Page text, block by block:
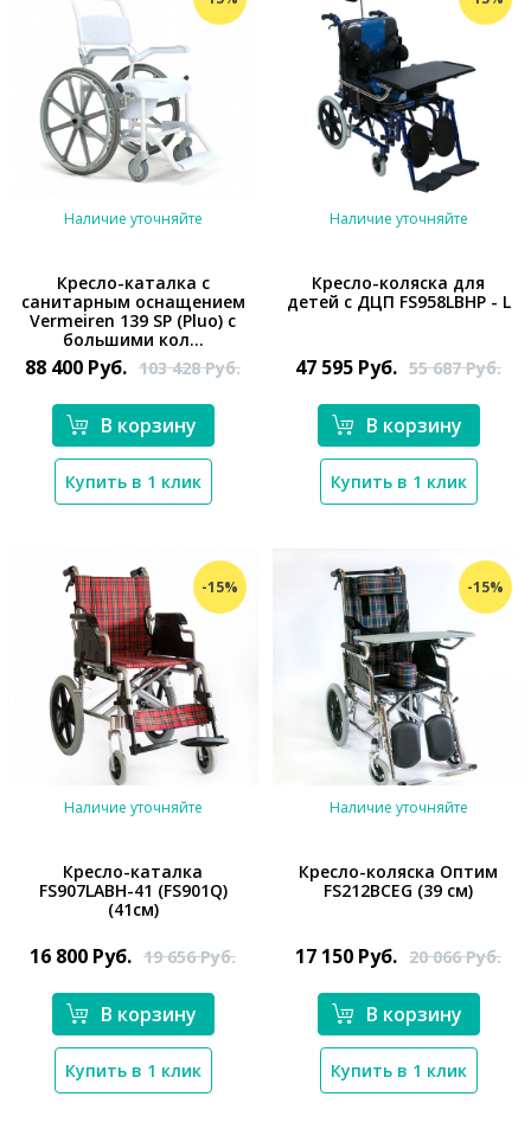
*}
Наличие уточняйте
Кресло-каталка с
санитарным оснащением
Vermeiren 139 SP (Pluo) с
большими кол...
88 400 Руб. 103 428Руб.
В корзину
Купить в 1 клик
Наличие уточняйте
Кресло-коляска для
детей с ДЦП FS958LBHP - L
47 595 Руб. 55 687Руб.
В корзину
Купить в 1 клик
-15%
*}
Наличие уточняйте
Кресло-каталка
FS907LABH-41 (FS901Q)
(41см)
16 800 Руб. 19 656Руб.
В корзину
Купить в 1 клик
-15%
Наличие уточняйте
Кресло-коляска Оптим
FS212BCEG (39 см)
17 150 Руб. 20 066Руб.
В корзину
Купить в 1 клик